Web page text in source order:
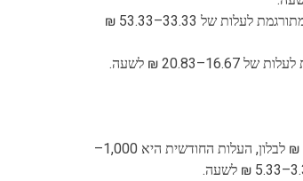
צריכת שני בלוני גז של 48 ק"ג בחודש, בעלות של 500–800 ₪ לבלון, מתורגמת לעלות של 33.33–53.33 ₪
אם נניח שימוש בשני בלוני גז של 48 ק"ג בחודש, בעלות של 500–800 ₪ לבלון, העלות החודשית היא 1,000–